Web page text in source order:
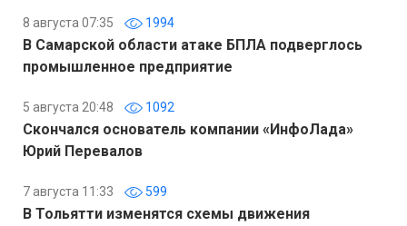
8 августа 07:35 1994
В Самарской области атаке БПЛА подверглось
промышленное предприятие
5 августа 20:48 1092
Скончался основатель компании «ИнфоЛада»
Юрий Перевалов
7 августа 11:33 599
В Тольятти изменятся схемы движения